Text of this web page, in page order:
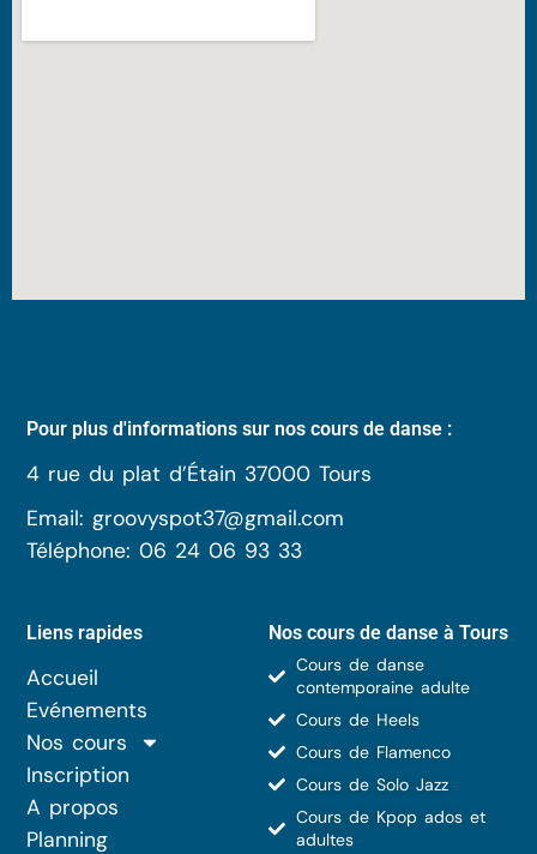
Nos cours de danse à Tours
Cours de danse
contemporaine adulte
Cours de Heels
Cours de Flamenco
Cours de Solo Jazz
Cours de Kpop ados et
adultes
Liens rapides
Accueil
Evénements
Nos cours
Inscription
A propos
Planning
Pour plus d'informations sur nos cours de danse :
4 rue du plat d’Étain 37000 Tours
Email: groovyspot37@gmail.com
Téléphone: 06 24 06 93 33